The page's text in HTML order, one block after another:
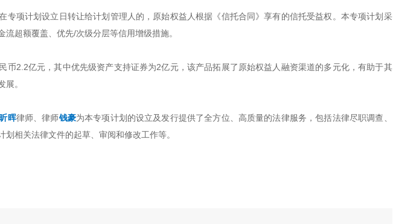
专项计划设立日转让给计划管理人的，原始权益人根据《信托合同》享有的信托受益权。本专项计划采
超额覆盖、优先/次级分层等信用增级措施。
币2.2亿元，其中优先级资产支持证券为2亿元，该产品拓展了原始权益人融资渠道的多元化，有助于其
展。
晖律师、律师钱豪为本专项计划的设立及发行提供了全方位、高质量的法律服务，包括法律尽职调查、
相关法律文件的起草、审阅和修改工作等。